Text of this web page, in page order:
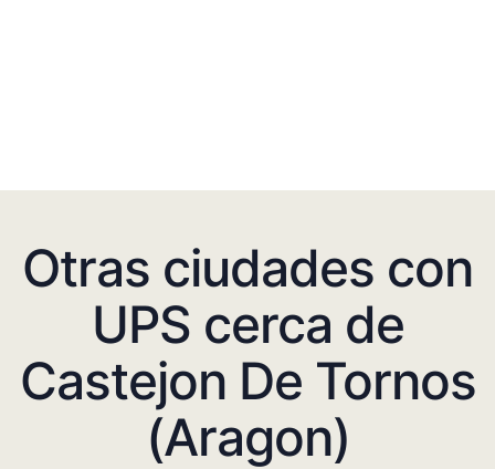
Otras ciudades con
UPS cerca de
Castejon De Tornos
(Aragon)